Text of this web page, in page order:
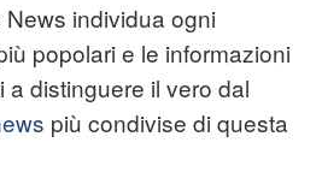
individua ogni
popolari e le informazioni
distinguere il vero dal
più condivise di questa